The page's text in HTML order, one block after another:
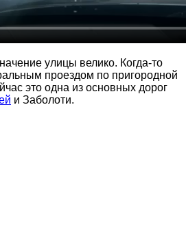
улицы велико. Когда-то
проездом по пригородной
это одна из основных дорог
и Заболоти.